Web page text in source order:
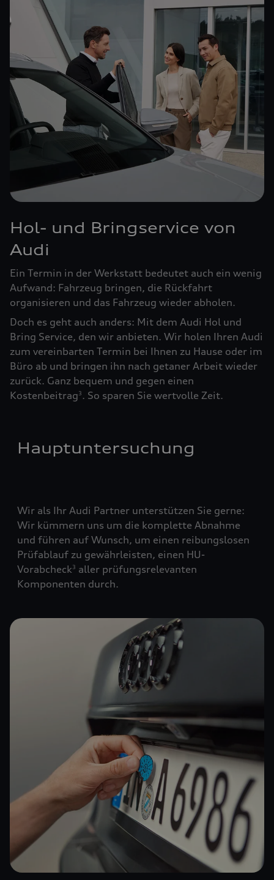
Hol- und Bringservice von
Audi
Ein Termin in der Werkstatt bedeutet auch ein wenig
Aufwand: Fahrzeug bringen, die Rückfahrt
organisieren und das Fahrzeug wieder abholen.
Doch es geht auch anders: Mit dem Audi Hol und
Bring Service, den wir anbieten. Wir holen Ihren Audi
zum vereinbarten Termin bei Ihnen zu Hause oder im
Büro ab und bringen ihn nach getaner Arbeit wieder
zurück. Ganz bequem und gegen einen
Kostenbeitrag3. So sparen Sie wertvolle Zeit.
Hauptuntersuchung
Wir als Ihr Audi Partner unterstützen Sie gerne:
Wir kümmern uns um die komplette Abnahme
und führen auf Wunsch, um einen reibungslosen
Prüfablauf zu gewährleisten, einen HU-
Vorabcheck3 aller prüfungsrelevanten
Komponenten durch.